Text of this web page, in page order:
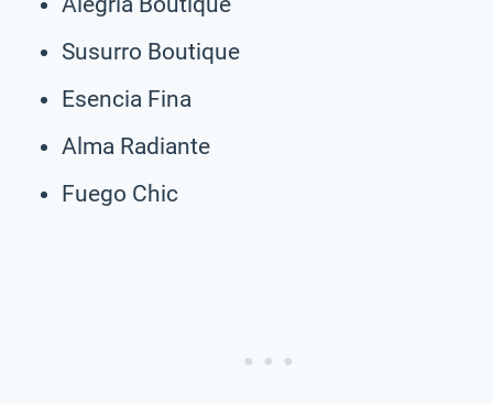
Susurro Boutique
Esencia Fina
Alma Radiante
Fuego Chic